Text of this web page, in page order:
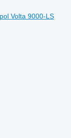
Volta 9000-LS